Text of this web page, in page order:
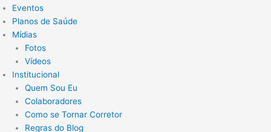
Eventos
Planos de Saúde
Mídias
Fotos
Vídeos
Institucional
Quem Sou Eu
Colaboradores
Como se Tornar Corretor
Regras do Blog